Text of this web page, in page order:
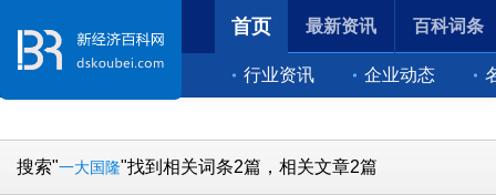
首页
行业资讯 企业动态
最新资讯 百科词条
搜索"一大国隆"找到相关词条2篇，相关文章2篇